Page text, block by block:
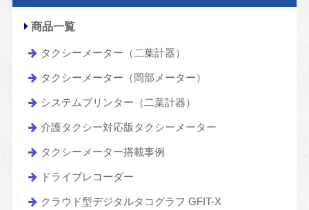
商品一覧
タクシーメーター（二葉計器）
タクシーメーター（岡部メーター）
システムプリンター（二葉計器）
介護タクシー対応版タクシーメーター
タクシーメーター搭載事例
ドライブレコーダー
クラウド型デジタルタコグラフ GFIT-X